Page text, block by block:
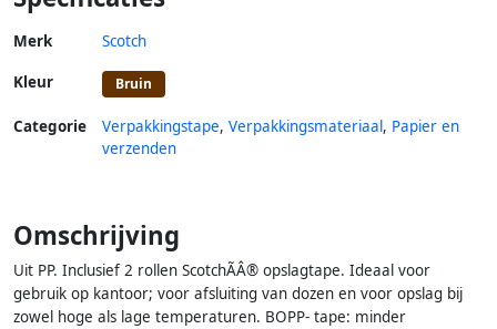
Merk Scotch
Kleur Bruin
Categorie Verpakkingstape, Verpakkingsmateriaal, Papier en
verzenden
Omschrijving
Uit PP. Inclusief 2 rollen ScotchÃÂ® opslagtape. Ideaal voor
gebruik op kantoor; voor afsluiting van dozen en voor opslag bij
zowel hoge als lage temperaturen. BOPP- tape: minder